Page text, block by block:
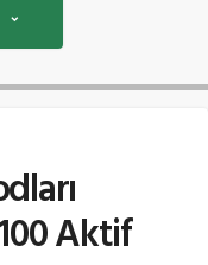
Aktif